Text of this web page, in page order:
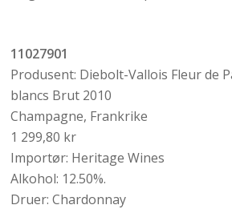
11027901
Produsent: Diebolt-Vallois Fleur de
blancs Brut 2010
Champagne, Frankrike
1 299,80 kr
Importør: Heritage Wines
Alkohol: 12.50%.
Druer: Chardonnay